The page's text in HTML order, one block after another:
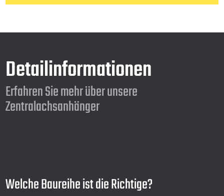
Detailinformationen
Erfahren Sie mehr über unsere
Zentralachsanhänger
Welche Baureihe ist die Richtige?